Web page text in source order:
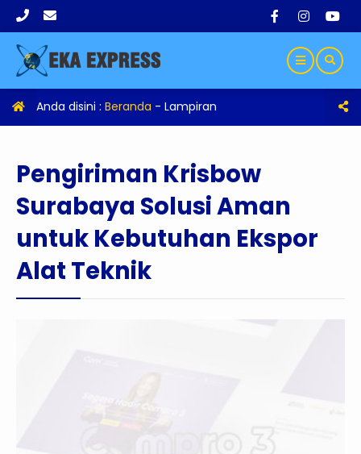
Anda disini : Beranda - Lampiran
Pengiriman Krisbow
Surabaya Solusi Aman
untuk Kebutuhan Ekspor
Alat Teknik